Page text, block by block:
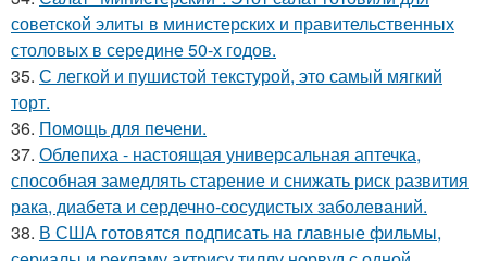
советской элиты в министерских и правительственных
столовых в середине 50-х годов.
35. С легкой и пушистой текстурой, это самый мягкий
торт.
36. Помoщь для пeчени.
37. Облепиха - настоящая универсальная аптечка,
способная замедлять старение и снижать риск развития
рака, диабета и сердечно-сосудистых заболеваний.
38. В США готовятся подписать на главные фильмы,